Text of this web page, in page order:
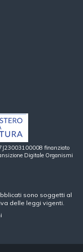
finanziato
Digitale Organismi
sono soggetti al
delle leggi vigenti.